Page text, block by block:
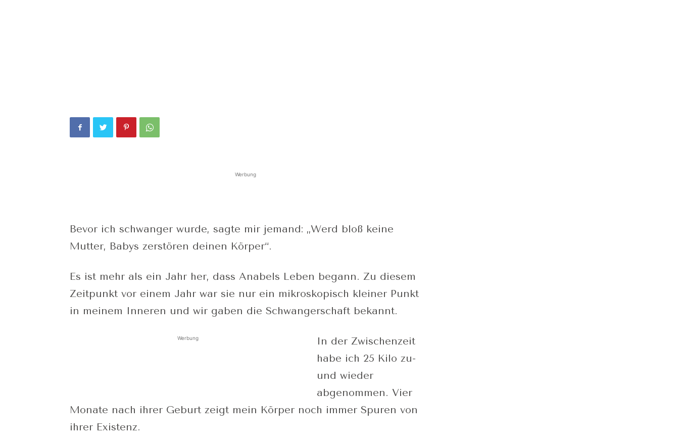
Werbung
Bevor ich schwanger wurde, sagte mir jemand: „Werd bloß keine
Mutter, Babys zerstören deinen Körper“.
Es ist mehr als ein Jahr her, dass Anabels Leben begann. Zu diesem
Zeitpunkt vor einem Jahr war sie nur ein mikroskopisch kleiner Punkt
in meinem Inneren und wir gaben die Schwangerschaft bekannt.
Werbung
In der Zwischenzeit
habe ich 25 Kilo zu-
und wieder
abgenommen. Vier
Monate nach ihrer Geburt zeigt mein Körper noch immer Spuren von
ihrer Existenz.